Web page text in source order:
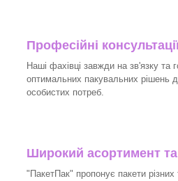
Професійні
Наші фахівці завжди на зв'язку та
оптимальних пакувальних рішень
особистих потреб.
Широкий асортимент
"ПакетПак" пропонує пакети різних